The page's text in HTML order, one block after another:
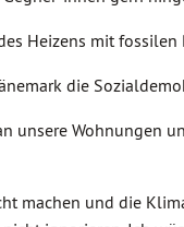
Heizens mit
die
Wohnungen
machen und die